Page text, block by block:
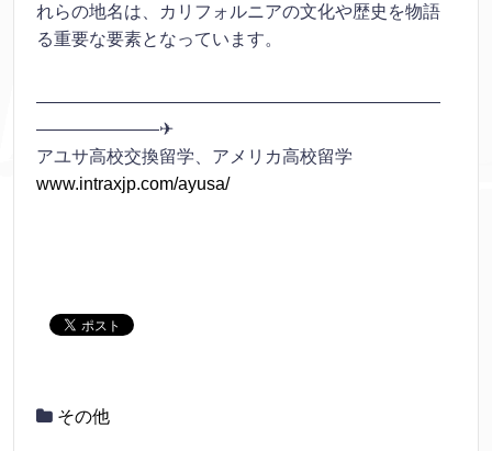
れらの地名は、カリフォルニアの文化や歴史を物語
る重要な要素となっています。
———————————————————————
———————✈
アユサ高校交換留学、アメリカ高校留学
www.intraxjp.com/ayusa/
その他